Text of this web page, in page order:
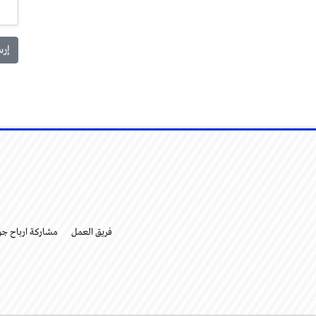
فريق العمل مشاركة ارباح